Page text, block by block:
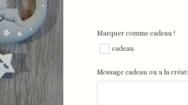
Marquer comme cadeau !
cadeau
Message cadeau ou a la